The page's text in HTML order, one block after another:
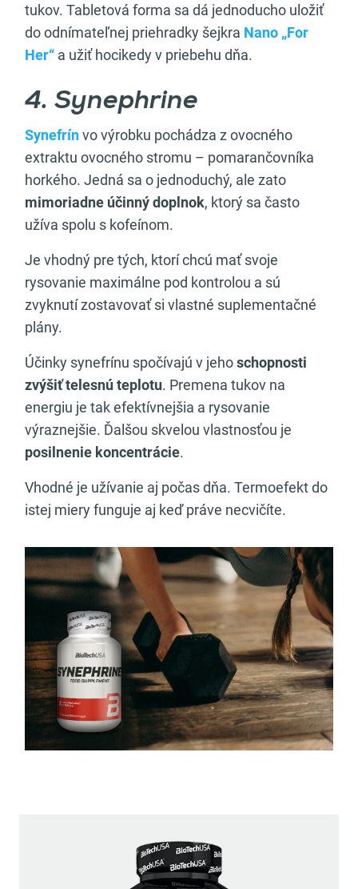
tukov. Tabletová forma sa dá jednoducho uložiť
do odnímateľnej priehradky šejkra Nano „For
Her“ a užiť hocikedy v priebehu dňa.
4. Synephrine
Synefrínvo výrobku pochádza z ovocného
extraktu ovocného stromu – pomarančovníka
horkého. Jedná sa o jednoduchý, ale zato
mimoriadne účinný doplnok, ktorý sa často
užíva spolu s kofeínom.
Je vhodný pre tých, ktorí chcú mať svoje
rysovanie maximálne pod kontrolou a sú
zvyknutí zostavovať si vlastné suplementačné
plány.
Účinky synefrínu spočívajú v jehoschopnosti
zvýšiť telesnú teplotu. Premena tukov na
energiu je tak efektívnejšia a rysovanie
výraznejšie. Ďalšou skvelou vlastnosťou je
posilnenie koncentrácie.
Vhodné je užívanie aj počas dňa. Termoefekt do
istej miery funguje aj keď práve necvičíte.